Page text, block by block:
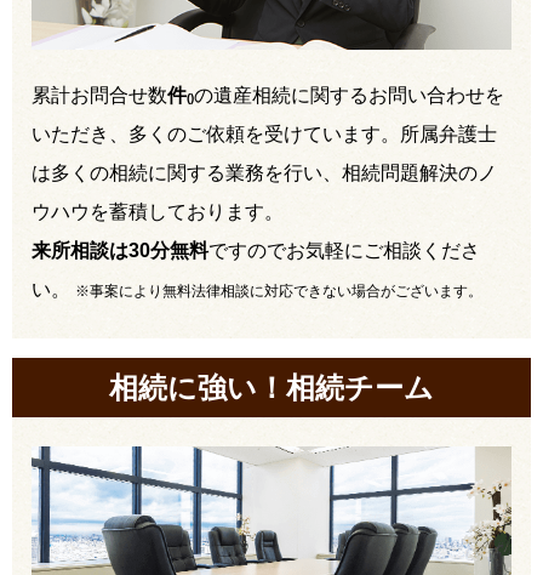
累計お問合せ数件()の遺産相続に関するお問い合わせを
いただき、多くのご依頼を受けています。所属弁護士
は多くの相続に関する業務を行い、相続問題解決のノ
ウハウを蓄積しております。
来所相談は30分無料ですのでお気軽にご相談くださ
い。
※事案により無料法律相談に対応できない場合がございます。
相続に強い！相続チーム